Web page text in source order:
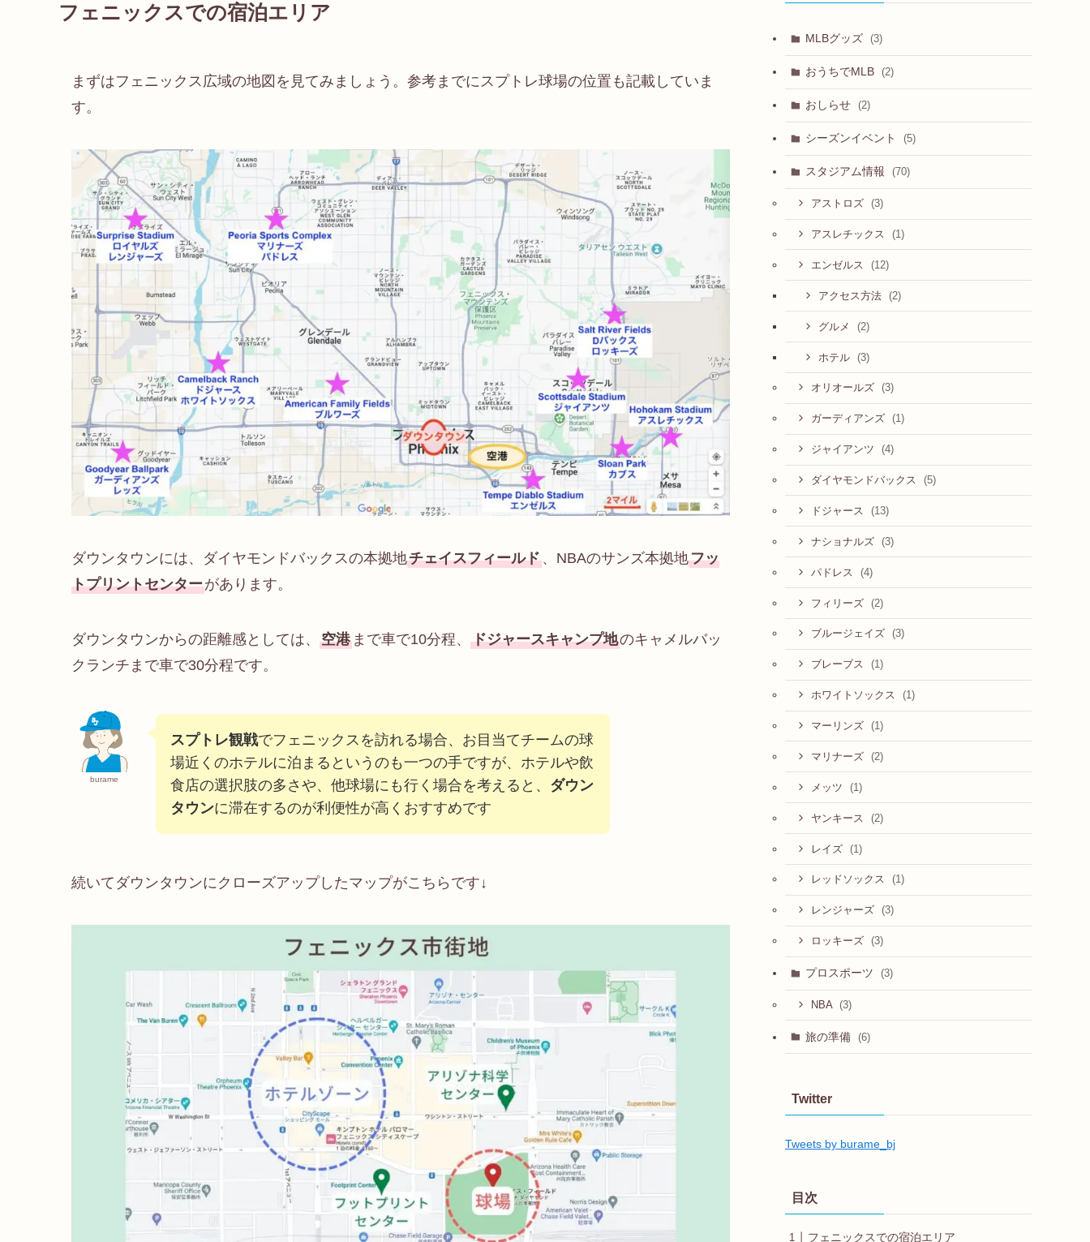
フェニックスでの宿泊エリア
まずはフェニックス広域の地図を見てみましょう。参考までにスプトレ球場の位置も記載していま
す。
ダウンタウンには、ダイヤモンドバックスの本拠地チェイスフィールド 、NBAのサンズ本拠地フッ
トプリントセンターがあります。
ダウンタウンからの距離感としては、 空港 まで車で10分程、 ドジャースキャンプ地のキャメルバッ
クランチまで車で30分程です。
burame
スプトレ観戦でフェニックスを訪れる場合、お目当てチームの球
場近くのホテルに泊まるというのも一つの手ですが、ホテルや飲
食店の選択肢の多さや、他球場にも行く場合を考えると、 ダウン
タウンに滞在するのが利便性が高くおすすめです
続いてダウンタウンにクローズアップしたマップがこちらです↓
MLBグッズ (3)
おうちでMLB (2)
おしらせ (2)
シーズンイベント (5)
スタジアム情報 (70)
アストロズ (3)
アスレチックス (1)
エンゼルス (12)
アクセス方法 (2)
グルメ (2)
ホテル (3)
オリオールズ (3)
ガーディアンズ (1)
ジャイアンツ (4)
ダイヤモンドバックス (5)
ドジャース (13)
ナショナルズ (3)
パドレス (4)
フィリーズ (2)
ブルージェイズ (3)
ブレーブス (1)
ホワイトソックス (1)
マーリンズ (1)
マリナーズ (2)
メッツ (1)
ヤンキース (2)
レイズ (1)
レッドソックス (1)
レンジャーズ (3)
ロッキーズ (3)
プロスポーツ (3)
NBA (3)
旅の準備 (6)
Twitter
Tweets by burame_bj
目次
フェニックスでの宿泊エリア